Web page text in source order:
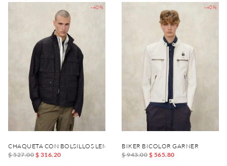
-40%
CHAQUETA CON BOLSILLOS LEMAN
$ 527.00 $ 316.20
-40%
BIKER BICOLOR GARNER
$ 943.00 $ 565.80